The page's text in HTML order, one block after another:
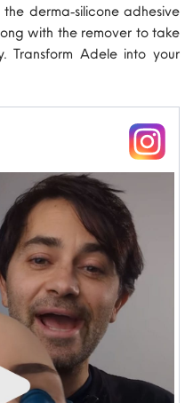
derma‑silicone adhesive
with the remover to take
Transform Adele into your